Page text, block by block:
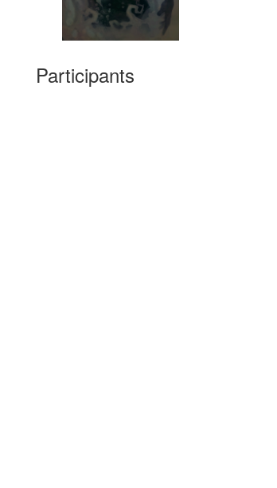
Participants